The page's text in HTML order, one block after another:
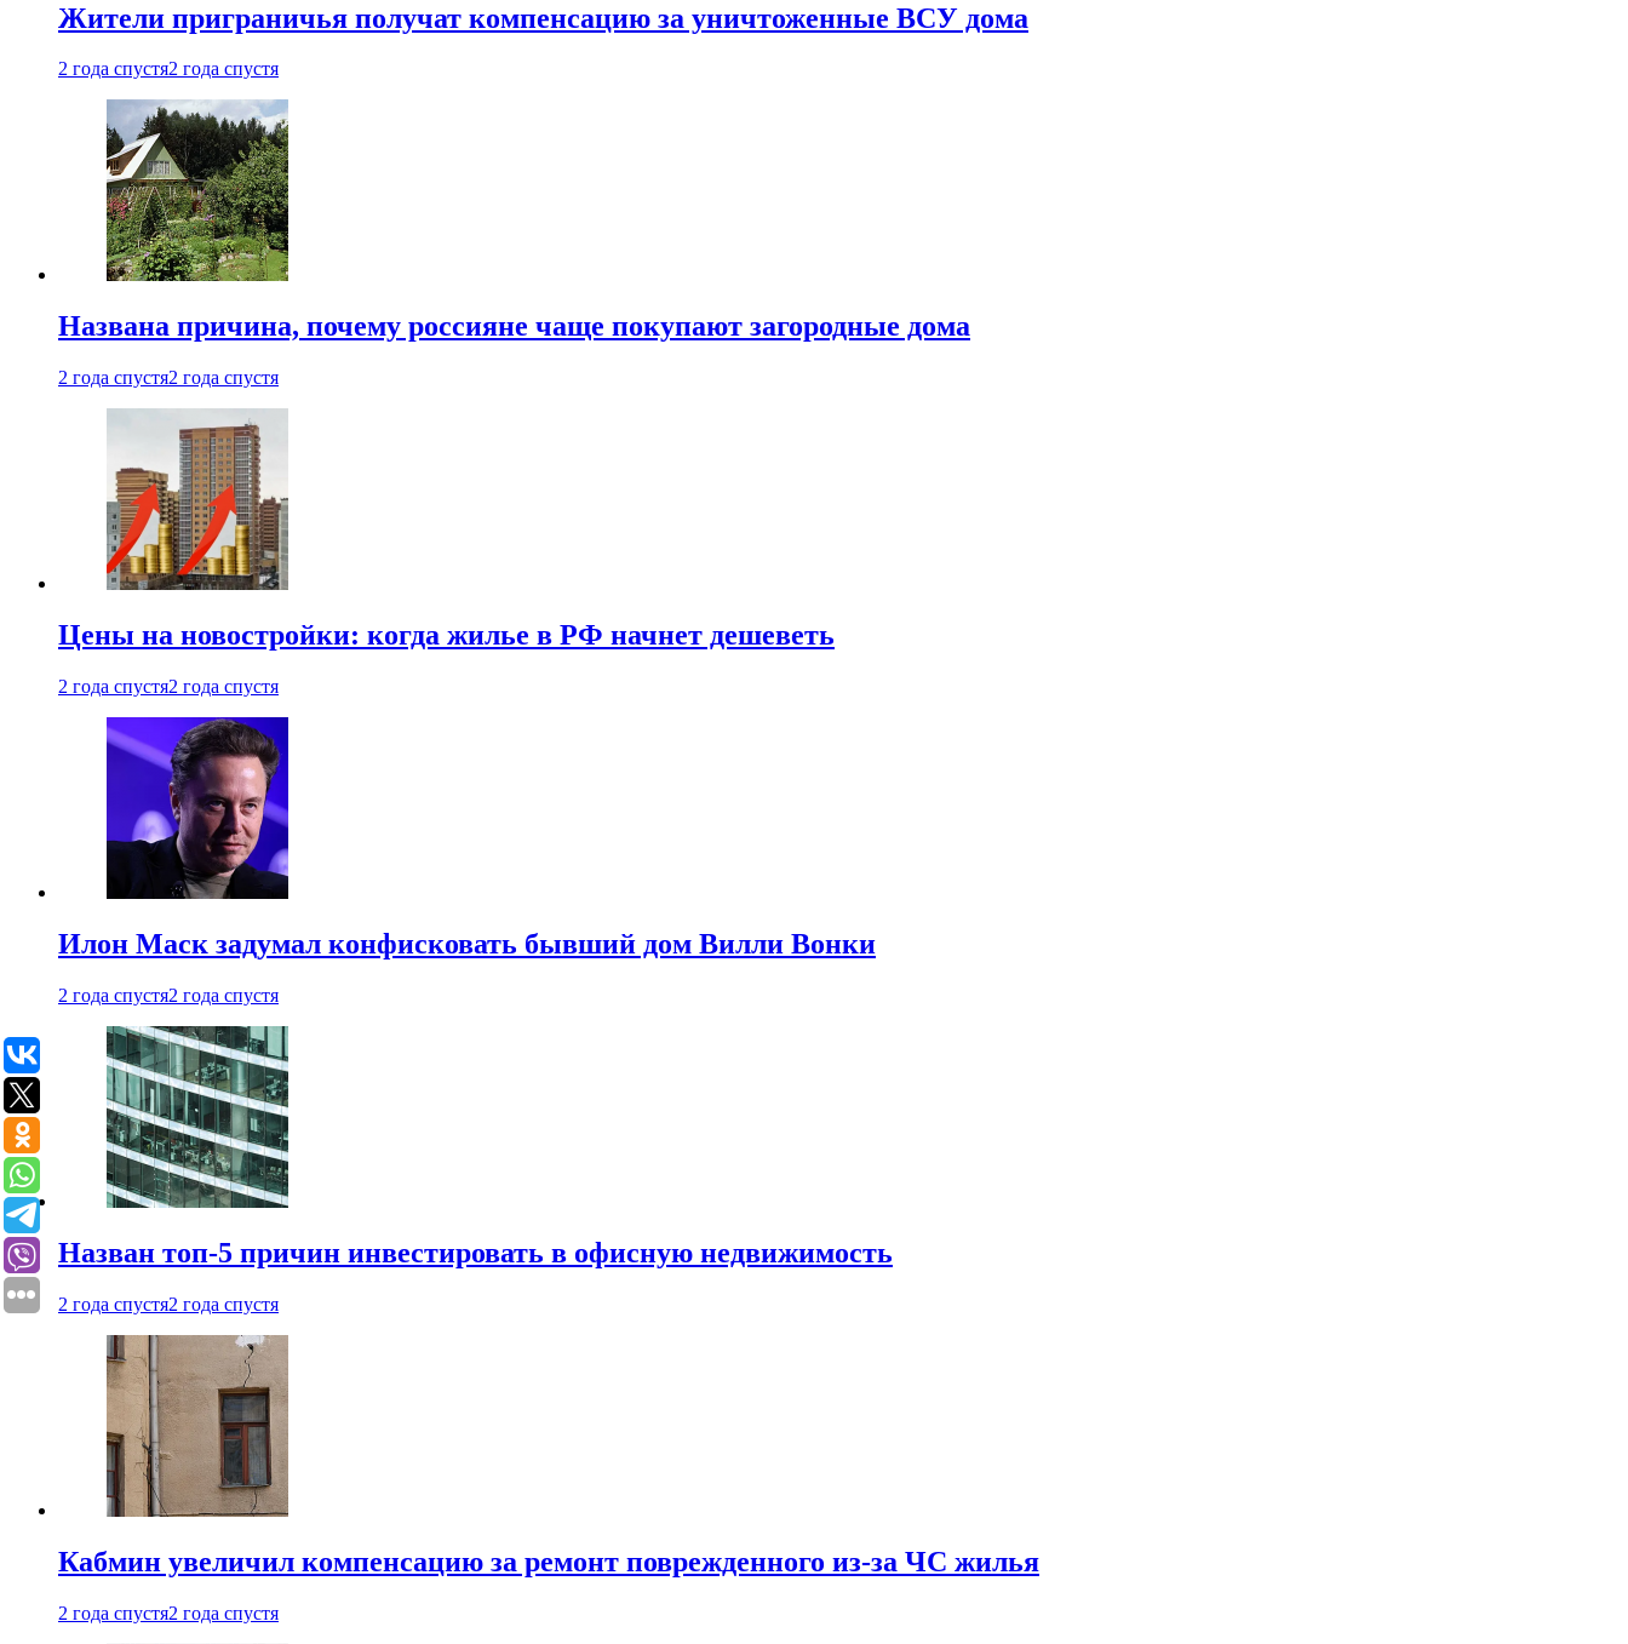
Жители приграничья получат компенсацию за уничтоженные ВСУ дома
2 года спустя2 года спустя
Названа причина, почему россияне чаще покупают загородные дома
2 года спустя2 года спустя
Цены на новостройки: когда жилье в РФ начнет дешеветь
2 года спустя2 года спустя
Илон Маск задумал конфисковать бывший дом Вилли Вонки
2 года спустя2 года спустя
Назван топ-5 причин инвестировать в офисную недвижимость
2 года спустя2 года спустя
Кабмин увеличил компенсацию за ремонт поврежденного из-за ЧС жилья
2 года спустя2 года спустя